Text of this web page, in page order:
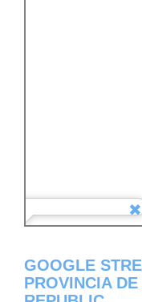
GOOGLE
PROVINCIA